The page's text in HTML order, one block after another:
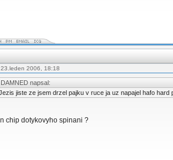
2006, 18:18
DAMNED napsal:
jiste ze jsem drzel pajku v ruce ja uz napajel hafo
chip dotykovyho spinani ?